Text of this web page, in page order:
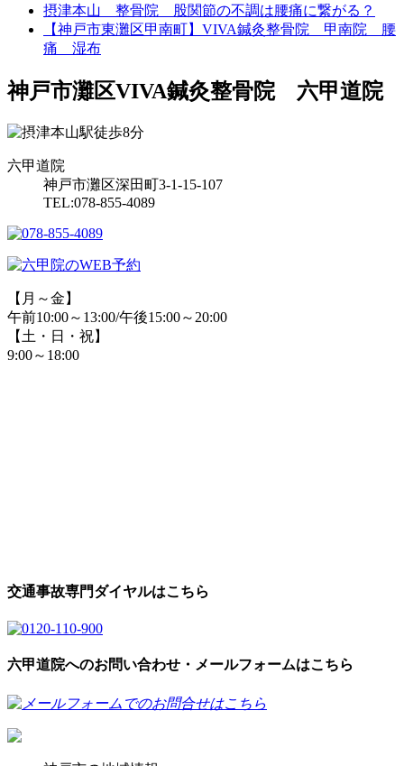
摂津本山 整骨院 股関節の不調は腰痛に繋がる？
【神戸市東灘区甲南町】VIVA鍼灸整骨院 甲南院 腰
痛 湿布
神戸市灘区VIVA鍼灸整骨院 六甲道院
六甲道院
神戸市灘区深田町3-1-15-107
TEL:078-855-4089
【月～金】
午前10:00～13:00/午後15:00～20:00
【土・日・祝】
9:00～18:00
交通事故専門ダイヤルはこちら
六甲道院へのお問い合わせ・メールフォームはこちら